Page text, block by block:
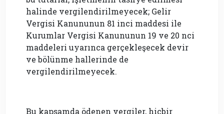
halinde vergilendirilmeyecek; Gelir
Vergisi Kanununun 81 inci maddesi ile
Kurumlar Vergisi Kanununun 19 ve 20 nci
maddeleri uyarınca gerçekleşecek devir
ve bölünme hallerinde de
vergilendirilmeyecek.
Bu kapsamda ödenen vergiler, hiçbir